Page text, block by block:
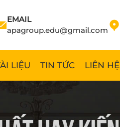
EMAIL
apagroup.edu@gmail.com
LIỆU TIN TỨC LIÊN HỆ